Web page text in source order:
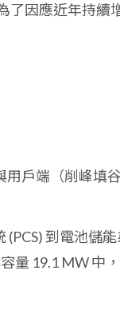
了因應近年持續
用戶端（削峰填
到電池儲
量 19.1 MW 中